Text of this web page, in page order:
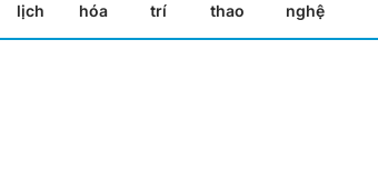
lịch
hóa
trí
thao
nghệ